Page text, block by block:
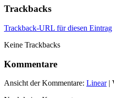
Trackbacks
Trackback-URL für diesen Eintrag
Keine Trackbacks
Kommentare
Ansicht der Kommentare: Linear|